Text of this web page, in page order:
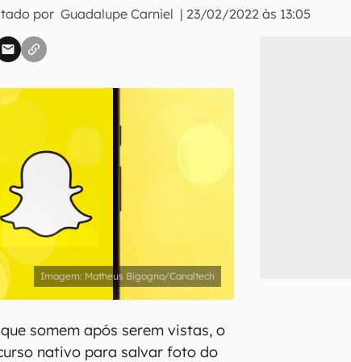
por Guadalupe Carniel | 23/02/2022 às 13:05
e concordo com os Termos de Uso e Política de Privacidade do
Matheus Bigogno/Canaltech
somem após serem vistas, o
nativo para salvar foto do